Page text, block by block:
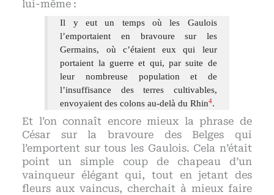
lui-même :
Il y eut un temps où les Gaulois
l’emportaient en bravoure sur les
Germains, où c’étaient eux qui leur
portaient la guerre et qui, par suite de
leur nombreuse population et de
l’insuffisance des terres cultivables,
envoyaient des colons au-delà du Rhin4.
Et l’on connaît encore mieux la phrase de
César sur la bravoure des Belges qui
l’emportent sur tous les Gaulois. Cela n’était
point un simple coup de chapeau d’un
vainqueur élégant qui, tout en jetant des
fleurs aux vaincus, cherchait à mieux faire